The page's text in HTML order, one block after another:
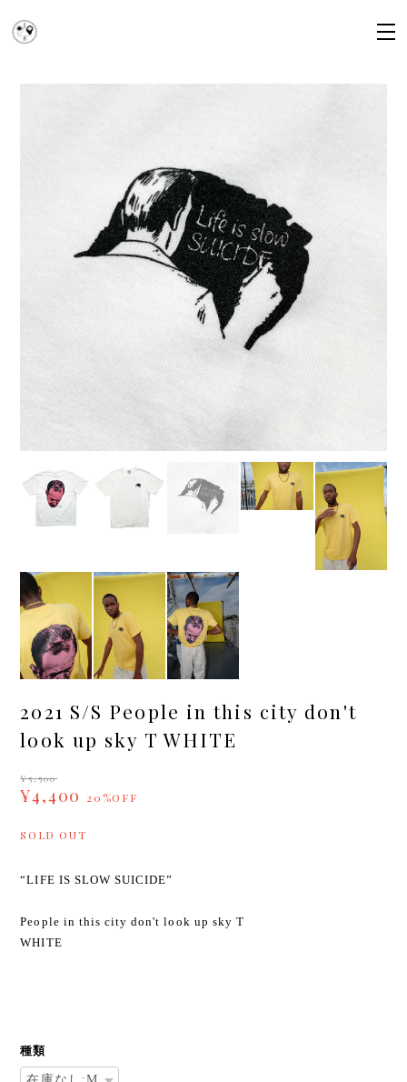
2021 S/S People in this city don't
look up sky T WHITE
¥5,500
¥4,400 20%OFF
SOLD OUT
“LIFE IS SLOW SUICIDE”
People in this city don't look up sky T
WHITE
種類